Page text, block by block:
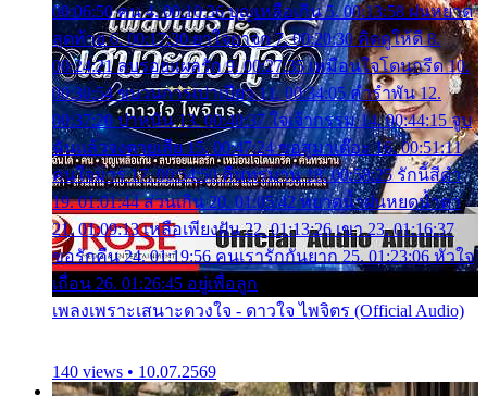
00:06:50 คน 4. 00:10:36 บุญเหลือเกิน 5. 00:13:58 ฝนหยาด
สุดท้าย 6. 00:17:30 ยาใจยาจก 7. 00:20:30 คิดดูให้ดี 8.
00:24:21 ลบรอยแผลรัก 9. 00:27:35 เหมือนใจโดนกรีด 10.
00:30:54 ขบวนการเปาเปียว 11. 00:34:05 คำรำพัน 12.
00:37:20 ปาหนัน 13. 00:40:37 ใจเจ้ากรรม 14. 00:44:15 จูบ
ฉันแล้วจงตายเสีย 15. 00:47:24 ขอสูมาเต๊อะ 16. 00:51:11
คนใจมาร 17. 00:54:50 คืนทรมาน 18. 00:58:25 รักนี้สีดำ
19. 01:01:44 ส่วนเกิน 20. 01:05:42 หยาดน้ำฝนหยดน้ำตา
21. 01:09:13 เหลือเพียงฝัน 22. 01:13:26 เขา 23. 01:16:37
ขอรักคืน 24. 01:19:56 คนเรารักกันยาก 25. 01:23:06 หัวใจ
เถื่อน 26. 01:26:45 อยู่เพื่อลูก
เพลงเพราะเสนาะดวงใจ - ดาวใจ ไพจิตร (Official Audio)
140 views • 10.07.2569